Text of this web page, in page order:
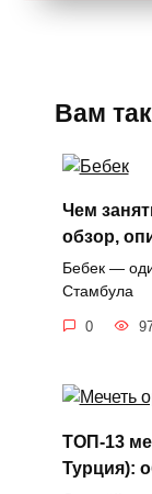
Вам
Чем
обзор,
Бебек —
Стамбула
0
ТОП-13
Турция):